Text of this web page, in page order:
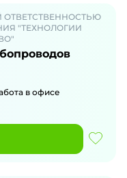
"ТЕХНОЛОГИИ
в офисе